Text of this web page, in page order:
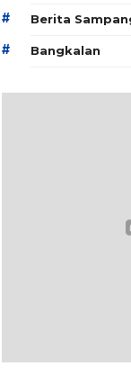
# Berita
# Bangkalan